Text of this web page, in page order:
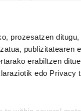
prozesatzen
publizitatearen
erabiltzen
edo Privacy